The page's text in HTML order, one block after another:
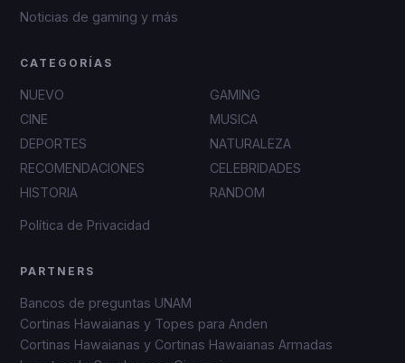
Noticias de gaming y más
CATEGORÍAS
NUEVO
GAMING
CINE
MUSICA
DEPORTES
NATURALEZA
RECOMENDACIONES
CELEBRIDADES
HISTORIA
RANDOM
Política de Privacidad
PARTNERS
Bancos de preguntas UNAM
Cortinas Hawaianas y Topes para Anden
Cortinas Hawaianas y Cortinas Hawaianas Armadas